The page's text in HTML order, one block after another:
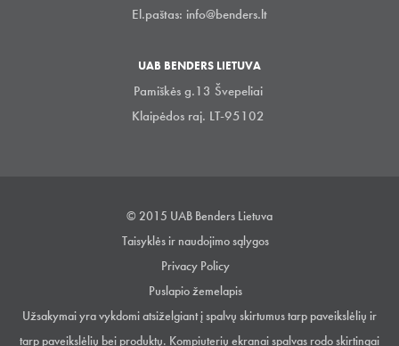
El.paštas: info@benders.lt
UAB BENDERS LIETUVA
Pamiškės g.13 Švepeliai
Klaipėdos raj. LT-95102
© 2015 UAB Benders Lietuva
Taisyklės ir naudojimo sąlygos
Privacy Policy
Puslapio žemelapis
Užsakymai yra vykdomi atsiželgiant į spalvų skirtumus tarp paveikslėlių ir
tarp paveikslėlių bei produktų. Kompiuterių ekranai spalvas rodo skirtingai